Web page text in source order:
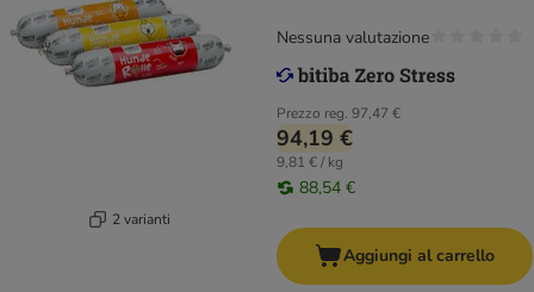
2 varianti
Prezzo reg. 97,47 €
94,19 €
9,81 € / kg
88,54 €
Nessuna valutazione
Aggiungi al carrello